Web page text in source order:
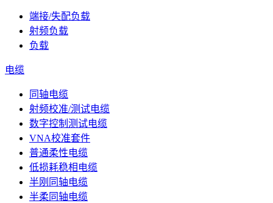
端接/失配负载
射频负载
负载
电缆
同轴电缆
射频校准/测试电缆
数字控制测试电缆
VNA校准套件
普通柔性电缆
低损耗稳相电缆
半刚同轴电缆
半柔同轴电缆